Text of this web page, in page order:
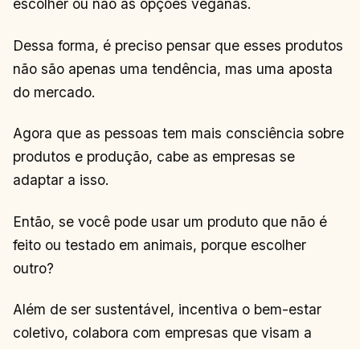
escolher ou não as opções veganas.
Dessa forma, é preciso pensar que esses produtos
não são apenas uma tendência, mas uma aposta
do mercado.
Agora que as pessoas tem mais consciência sobre
produtos e produção, cabe as empresas se
adaptar a isso.
Então, se você pode usar um produto que não é
feito ou testado em animais, porque escolher
outro?
Além de ser sustentável, incentiva o bem-estar
coletivo, colabora com empresas que visam a